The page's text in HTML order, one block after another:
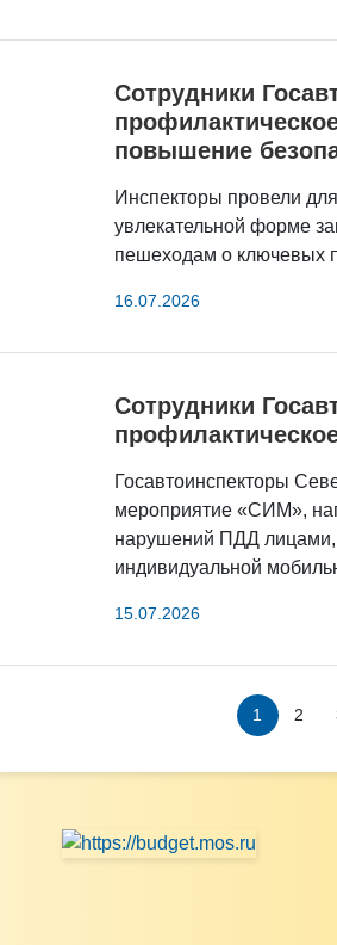
Сотрудники
повышение
Инспекторы провели
увлекательной форме
пешеходам о ключевых
16.07.2026
Сотрудники
Госавтоинспекторы
мероприятие «СИМ»,
нарушений ПДД
индивидуальной
15.07.2026
1 2